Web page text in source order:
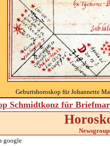
Geburtshoroskop für Johannette
Schmidtkonz für
google